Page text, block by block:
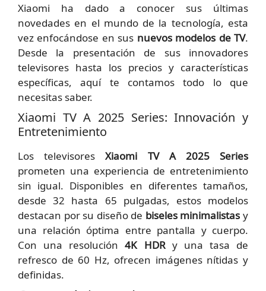
Xiaomi ha dado a conocer sus últimas
novedades en el mundo de la tecnología, esta
vez enfocándose en sus nuevos modelos de TV.
Desde la presentación de sus innovadores
televisores hasta los precios y características
específicas, aquí te contamos todo lo que
necesitas saber.
Xiaomi TV A 2025 Series: Innovación y
Entretenimiento
Los televisoresXiaomi TV A 2025 Series
prometen una experiencia de entretenimiento
sin igual. Disponibles en diferentes tamaños,
desde 32 hasta 65 pulgadas, estos modelos
destacan por su diseño de biseles minimalistas y
una relación óptima entre pantalla y cuerpo.
Con una resolución4K HDRy una tasa de
refresco de 60 Hz, ofrecen imágenes nítidas y
definidas.